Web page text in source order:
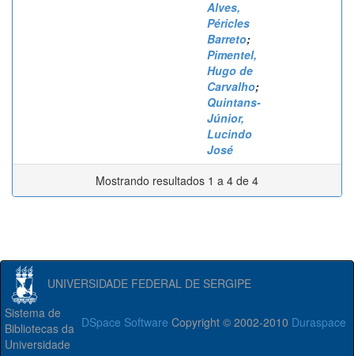
Alves,
Péricles
Barreto;
Pimentel,
Hugo de
Carvalho;
Quintans-
Júnior,
Lucindo
José
Mostrando resultados 1 a 4 de 4
UNIVERSIDADE FEDERAL DE SERGIPE
DSpace Software Copyright © 2002-2010 Duraspace
Sistema de
Bibliotecas da
Universidade